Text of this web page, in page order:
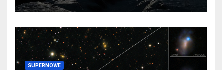
SUPERNOWE